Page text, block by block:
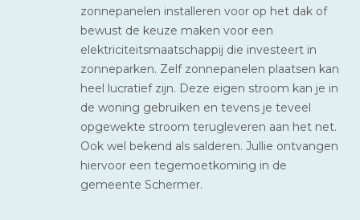
zonnepanelen installeren voor op het dak of
bewust de keuze maken voor een
elektriciteitsmaatschappij die investeert in
zonneparken. Zelf zonnepanelen plaatsen kan
heel lucratief zijn. Deze eigen stroom kan je in
de woning gebruiken en tevens je teveel
opgewekte stroom terugleveren aan het net.
Ook wel bekend als salderen. Jullie ontvangen
hiervoor een tegemoetkoming in de
gemeente Schermer.